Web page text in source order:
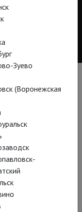
так и с
из главных
режиссёра
центр в Гренобле, с
С 2008 по 2018 гг.
также вместе с
Зуево
(Воронежская